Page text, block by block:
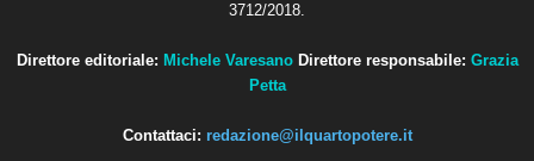
3712/2018.
Direttore editoriale: Michele Varesano Direttore responsabile: Grazia
Petta
Contattaci: redazione@ilquartopotere.it